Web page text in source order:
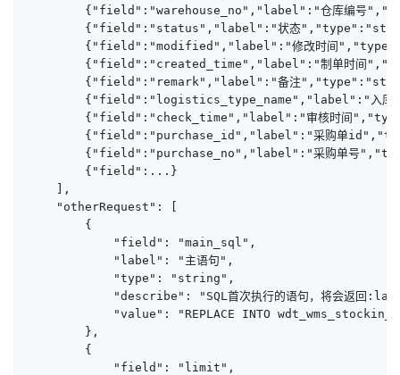
{"field":"warehouse_no","label":"仓库编号
{"field":"status","label":"状态
{"field":"modified","label":"修改时间
{"field":"created_time","label":"制单时间
{"field":"remark","label":"备注
{"field":"logistics_type_name","label":"入
{"field":"check_time","label":"审核时间
{"field":"purchase_id","label":"采购单
{"field":"purchase_no","label":"采购单号
        {"field":...}
    ],
    "otherRequest": [
        {
            "field": "main_sql",
            "label": "主语句",
            "type": "string",
"describe": "SQL首次执行的语句，将会返回
"value": "REPLACE INTO
        },
        {
            "field": "limit",